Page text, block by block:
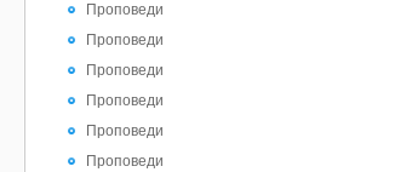
Проповеди
Проповеди
Проповеди
Проповеди
Проповеди
Проповеди